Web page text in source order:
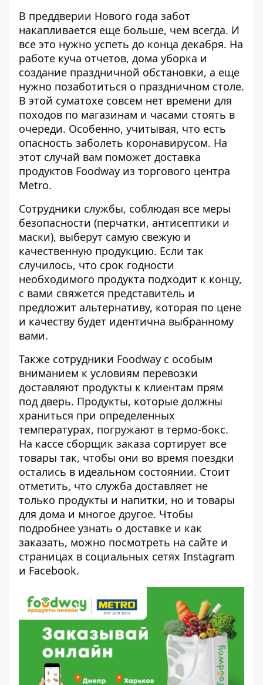
В преддверии Нового года забот
накапливается еще больше, чем всегда. И
все это нужно успеть до конца декабря. На
работе куча отчетов, дома уборка и
создание праздничной обстановки, а еще
нужно позаботиться о праздничном столе.
В этой суматохе совсем нет времени для
походов по магазинам и часами стоять в
очереди. Особенно, учитывая, что есть
опасность заболеть коронавирусом. На
этот случай вам поможет доставка
продуктов Foodway из торгового центра
Metro.
Сотрудники службы, соблюдая все меры
безопасности (перчатки, антисептики и
маски), выберут самую свежую и
качественную продукцию. Если так
случилось, что срок годности
необходимого продукта подходит к концу,
с вами свяжется представитель и
предложит альтернативу, которая по цене
и качеству будет идентична выбранному
вами.
Также сотрудники Foodway с особым
вниманием к условиям перевозки
доставляют продукты к клиентам прям
под дверь. Продукты, которые должны
храниться при определенных
температурах, погружают в термо-бокс.
На кассе сборщик заказа сортирует все
товары так, чтобы они во время поездки
остались в идеальном состоянии. Стоит
отметить, что служба доставляет не
только продукты и напитки, но и товары
для дома и многое другое. Чтобы
подробнее узнать о доставке и как
заказать, можно посмотреть на сайте и
страницах в социальных сетях Instagram
и Facebook.